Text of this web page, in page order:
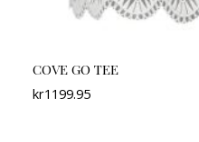
COVE GO TEE
kr1199.95